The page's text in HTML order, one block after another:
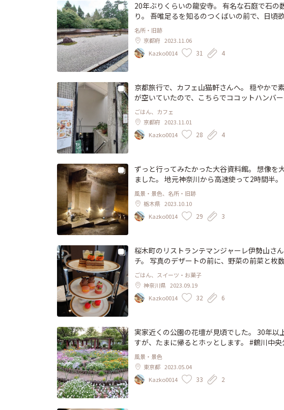
20年ぶりくらいの龍安寺。 有名な石庭で石
り。 吾唯足るを知るのつくばいの前で、日
さんの龍の襖絵に感嘆して2周廻ってじっくり
な? そうでもないかな?と考えさせられました
くなるお寺の雰囲気って好きです。
名所・旧跡
京都府 2023.11.06
Kazko0014
31 4
京都旅行で、カフェ山猫軒さんへ。 穏やかで
が空いていたので、こちらでココットハンバ
み込んだ優しいお味で、ボリュームもありお
でした。 龍安寺の向かいにあり、京都駅から
です。 #私のことりっぷ旅 #京都旅行
ごはん、カフェ
京都府 2023.11.01
Kazko0014
28 4
ずっと行ってみたかった大谷資料館。 想像を
ました。 地元神奈川から高速使って2時間半
界中探してもなさそうな、インディ・ジョー
に驚きます。 入り口近くのカフェで、大谷
とマカロニのホットドックととちおとめのサイダーも美味し
観光地以外初めてでしたが、見どころが多く
風景・景色、名所・旧跡
栃木県 2023.10.10
Kazko0014
29 3
桜木町のリストランテマンジャーレ伊勢山さ
チ。 写真のデザートの前に、野菜の前菜と枚
インも着きます。 甘いものメインのアフタヌ
美味しいので、お気に入りのお店です。 芋栗
ごはん、スイーツ・お菓子
神奈川県 2023.09.19
Kazko0014
32 6
実家近くの公園の花壇が見頃でした。 30年
すが、たまに帰るとホッとします。
風景・景色
東京都 2023.05.04
Kazko0014
33 2